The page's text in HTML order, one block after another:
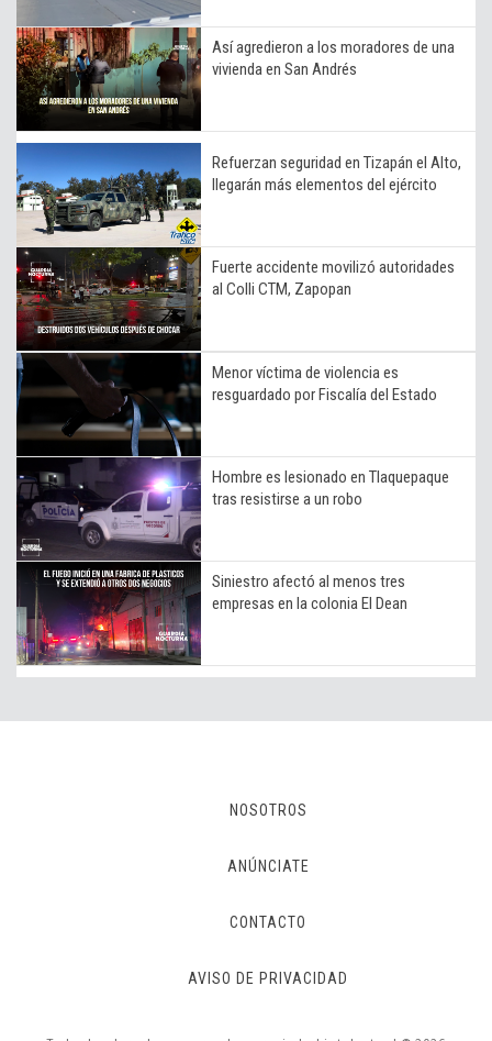
Así agredieron a los moradores de una
vivienda en San Andrés
Refuerzan seguridad en Tizapán el Alto,
llegarán más elementos del ejército
Fuerte accidente movilizó autoridades
al Colli CTM, Zapopan
Menor víctima de violencia es
resguardado por Fiscalía del Estado
Hombre es lesionado en Tlaquepaque
tras resistirse a un robo
Siniestro afectó al menos tres
empresas en la colonia El Dean
NOSOTROS
ANÚNCIATE
CONTACTO
AVISO DE PRIVACIDAD